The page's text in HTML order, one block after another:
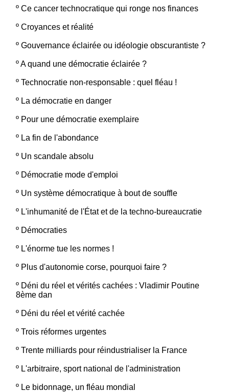
º Ce cancer technocratique qui ronge nos finances
º Croyances et réalité
º Gouvernance éclairée ou idéologie obscurantiste ?
ºA quand une démocratie éclairée ?
º Technocratie non-responsable : quel fléau !
º La démocratie en danger
º Pour une démocratie exemplaire
º La fin de l'abondance
º Un scandale absolu
º Démocratie mode d'emploi
º Un système démocratique à bout de souffle
º L'inhumanité de l'État et de la techno-bureaucratie
º Démocraties
º L'énorme tue les normes !
º Plus d'autonomie corse, pourquoi faire ?
º Déni du réel et vérités cachées : Vladimir Poutine
8ème dan
º Déni du réel et vérité cachée
º Trois réformes urgentes
º Trente milliards pour réindustrialiser la France
º L'arbitraire, sport national de l'administration
º Le bidonnage, un fléau mondial